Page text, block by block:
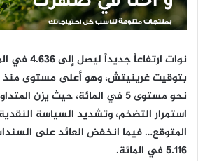
نحو مستوى 5 في المائة، حيث يزن
استمرار التضخم، وتشديد السياسة
المتوقع… فيما انخفض العائد على
5.116 في المائة.